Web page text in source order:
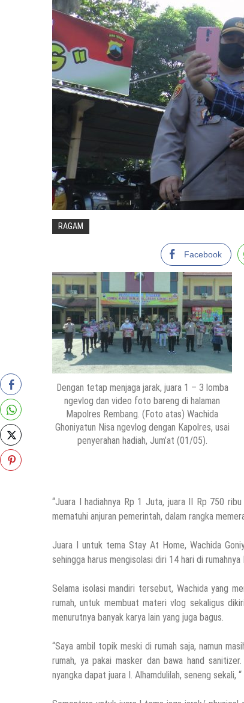
RAGAM
Facebook
Dengan tetap menjaga jarak, juara 1 – 3 lomba
ngevlog dan video foto bareng di halaman
Mapolres Rembang. (Foto atas) Wachida
Ghoniyatun Nisa ngevlog dengan Kapolres, usai
penyerahan hadiah, Jum’at (01/05).
“Juara I hadiahnya Rp 1 Juta, juara II Rp 750
mematuhi anjuran pemerintah, dalam rangka
Juara I untuk tema Stay At Home, Wachida
sehingga harus mengisolasi diri 14 hari di rumahnya
Selama isolasi mandiri tersebut, Wachida yang
rumah, untuk membuat materi vlog sekaligus
menurutnya banyak karya lain yang juga bagus.
“Saya ambil topik meski di rumah saja, namun
rumah, ya pakai masker dan bawa hand
nyangka dapat juara I. Alhamdulilah, seneng sekali, “